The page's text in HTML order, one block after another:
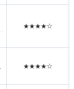
★★★★☆
★★★★☆